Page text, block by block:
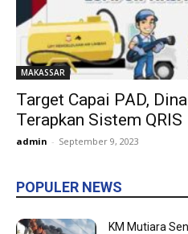
MAKASSAR
Target Capai PAD,
Terapkan Sistem QRIS
admin - September 9, 2023
POPULER NEWS
KM Mutiara